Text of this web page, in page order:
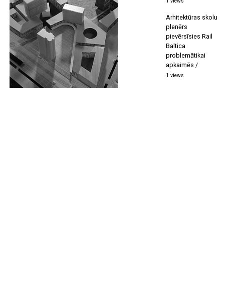
Arhitektūras skolu
plenērs
pievērsīsies Rail
Baltica
problemātikai
apkaimēs
1 views